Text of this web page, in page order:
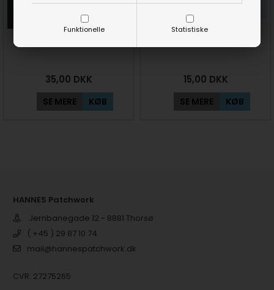
Funktionelle Statistiske
35,00 DKK
SE MERE KØB
15,00 DKK
SE MERE KØB
HANNES Patchwork
Jernbanegade 12 - 8881 Thorsø
( +45 ) 29 87 10 74
mail@hannespatchwork.dk
CVR: 27275265